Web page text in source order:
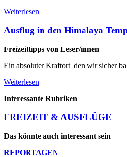
Weiterlesen
Ausflug in den Himalaya
Freizeittipps von Leser/innen
Ein absoluter Kraftort, den wir sicher
Weiterlesen
Interessante Rubriken
FREIZEIT & AUSFLÜGE
Das könnte auch interessant sein
REPORTAGEN